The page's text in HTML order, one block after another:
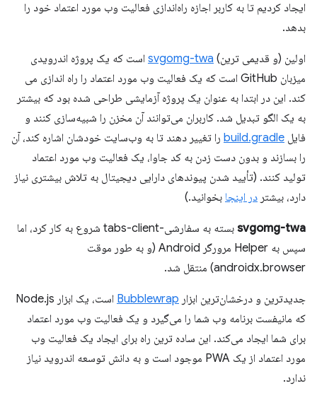
ایجاد کردیم تا به کاربر اجازه راه‌اندازی فعالیت وب مورد اعتماد خود را
بدهد.
اولین (و قدیمی ترین) svgomg-twa است که یک پروژه اندرویدی
میزبان GitHub است که یک فعالیت وب مورد اعتماد را راه اندازی می
کند. این در ابتدا به عنوان یک پروژه آزمایشی طراحی شده بود که بیشتر
به یک الگو تبدیل شد. کاربران می‌توانند آن مخزن را شبیه‌سازی کنند و
فایل build.gradle را تغییر دهند تا به وب‌سایت خودشان اشاره کند، آن
را بسازند و بدون دست زدن به کد جاوا، یک فعالیت وب مورد اعتماد
تولید کنند. (تأیید شدن پیوندهای دارایی دیجیتال به تلاش بیشتری نیاز
دارد، بیشتر در اینجا بخوانید.)
svgomg-twa
بسته به سفارشی-tabs-client شروع به کار کرد، اما
سپس به Helper مرورگر Android (و به طور موقت
androidx.browser) منتقل شد.
جدیدترین و درخشان‌ترین ابزار Bubblewrap
است، یک ابزار Node.js
که مانیفست برنامه وب شما را می‌گیرد و یک فعالیت وب مورد اعتماد
برای شما ایجاد می‌کند. این ساده ترین راه برای ایجاد یک فعالیت وب
مورد اعتماد از یک PWA موجود است و به دانش توسعه اندروید نیاز
ندارد.